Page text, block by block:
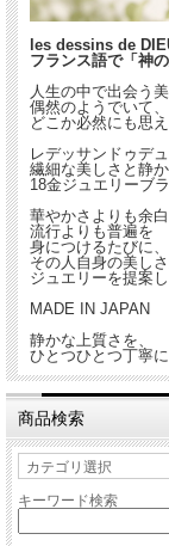
les dessins de
フランス語で「神の
人生の中で出会う
偶然のようでいて、
どこか必然にも思え
レデッサンドゥデュ
繊細な美しさと静
18金ジュエリーブ
華やかさよりも余
流行よりも普遍を
身につけるたびに、
その人自身の美し
ジュエリーを提案し
MADE IN JAPAN
静かな上質さを、
ひとつひとつ丁寧に
商品検索
キーワード検索